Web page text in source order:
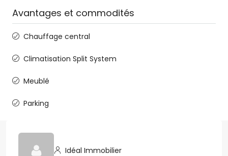
Avantages et commodités
Chauffage central
Climatisation Split System
Meublé
Parking
Idéal Immobilier